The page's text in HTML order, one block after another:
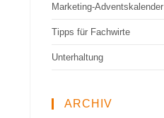
Marketing-Adventskalender
Tipps für Fachwirte
Unterhaltung
ARCHIV